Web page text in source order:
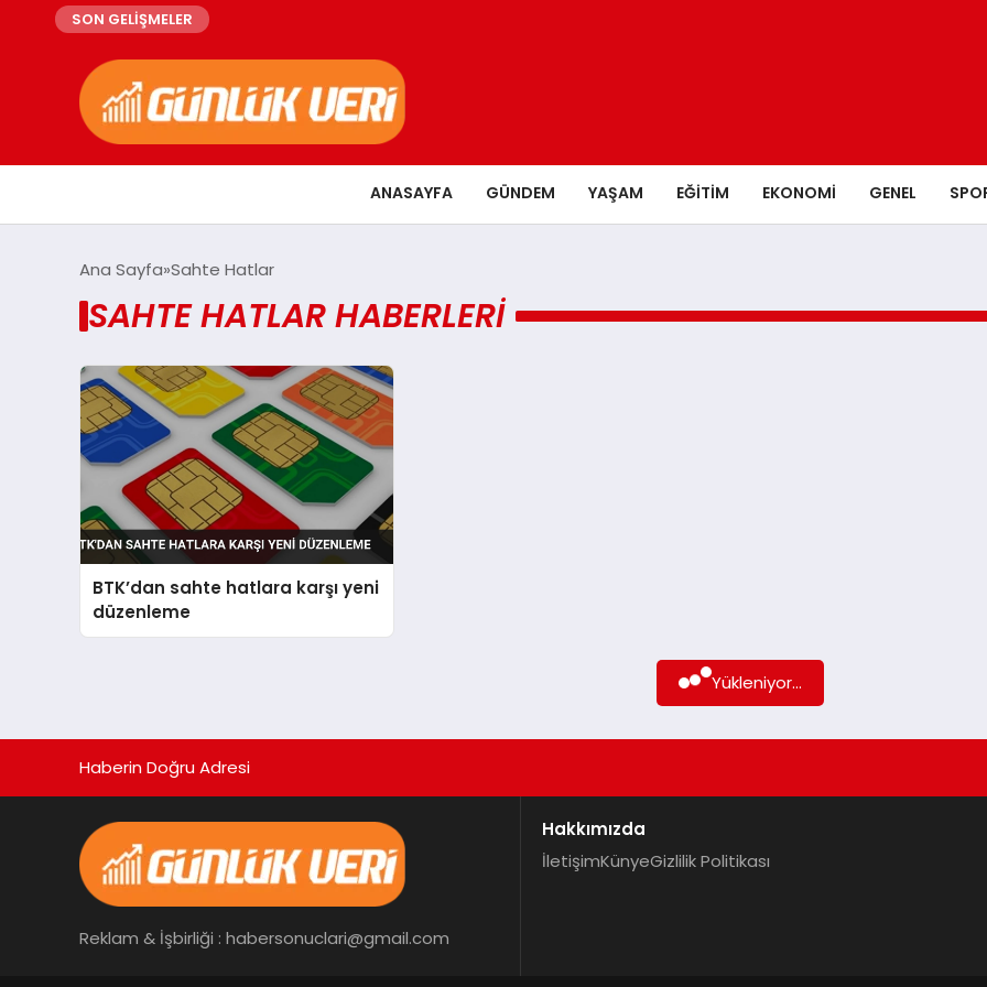
SON GELİŞMELER
ANASAYFA GÜNDEM YAŞAM EĞITIM EKONOMI GENEL
Ana Sayfa Sahte Hatlar
SAHTE HATLAR HABERLERI
BTK’dan sahte hatlara karşı yeni
düzenleme
Yükleniyor...
Haberin Doğru Adresi
Reklam & İşbirliği : habersonuclari@gmail.com
Hakkımızda
İletişimKünyeGizlilik Politikası